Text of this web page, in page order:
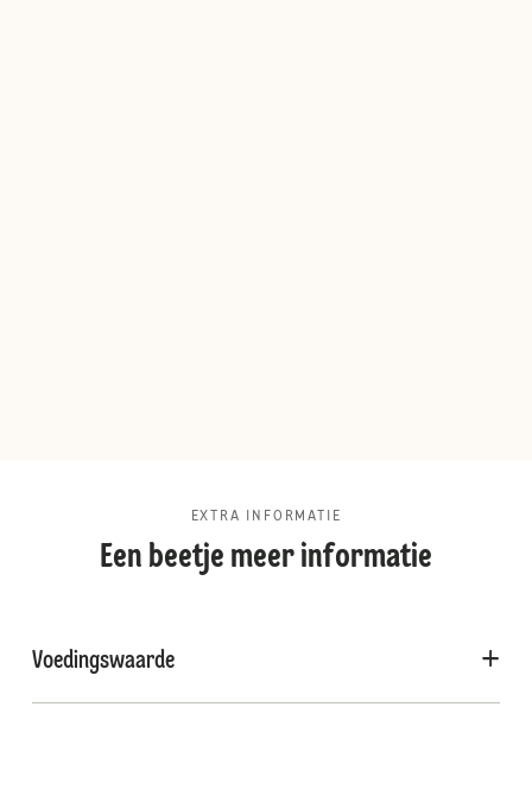
EXTRA INFORMATIE
Een beetje meer informatie
Voedingswaarde